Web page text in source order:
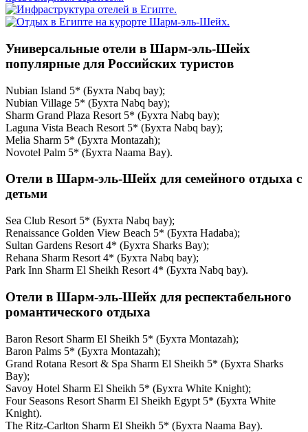
Универсальные отели в Шарм-эль-Шейх
популярные для Российских туристов
Nubian Island 5* (Бухта Nabq bay);
Nubian Village 5* (Бухта Nabq bay);
Sharm Grand Plaza Resort 5* (Бухта Nabq bay);
Laguna Vista Beach Resort 5* (Бухта Nabq bay);
Melia Sharm 5* (Бухта Montazah);
Novotel Palm 5* (Бухта Naama Bay).
Отели в Шарм-эль-Шейх для семейного отдыха с
детьми
Sea Club Resort 5* (Бухта Nabq bay);
Renaissance Golden View Beach 5* (Бухта Hadaba);
Sultan Gardens Resort 4* (Бухта Sharks Bay);
Rehana Sharm Resort 4* (Бухта Nabq bay);
Park Inn Sharm El Sheikh Resort 4* (Бухта Nabq bay).
Отели в Шарм-эль-Шейх для респектабельного
романтического отдыха
Baron Resort Sharm El Sheikh 5* (Бухта Montazah);
Baron Palms 5* (Бухта Montazah);
Grand Rotana Resort & Spa Sharm El Sheikh 5* (Бухта Sharks
Bay);
Savoy Hotel Sharm El Sheikh 5* (Бухта White Knight);
Four Seasons Resort Sharm El Sheikh Egypt 5* (Бухта White
Knight).
The Ritz-Carlton Sharm El Sheikh 5* (Бухта Naama Bay).